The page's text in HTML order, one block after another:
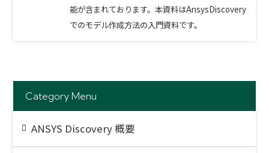
能が含まれております。本資料はAnsysDiscovery
でのモデル作成方法の入門資料です。
Category Menu
ANSYS Discovery 概要